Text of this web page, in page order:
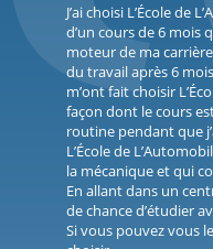
J’ai choisi L’École de
d’un cours de 6 mois
moteur de ma
du travail après 6
m’ont fait choisir
façon dont le cours
routine pendant que
L’École de
la mécanique et qui
En allant dans un
de chance d’étudier
Si vous pouvez vous